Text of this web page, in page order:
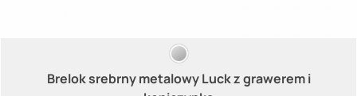
Brelok srebrny metalowy Luck z grawerem i